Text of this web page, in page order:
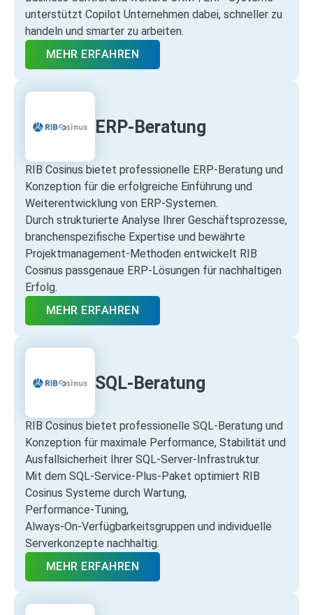
unterstützt Copilot Unternehmen dabei, schneller zu
handeln und smarter zu arbeiten.
MEHR ERFAHREN
ERP-Beratung
RIB Cosinus bietet professionelle ERP‑Beratung und
Konzeption für die erfolgreiche Einführung und
Weiterentwicklung von ERP‑Systemen.
Durch strukturierte Analyse Ihrer Geschäftsprozesse,
branchenspezifische Expertise und bewährte
Projektmanagement‑Methoden entwickelt RIB
Cosinus passgenaue ERP‑Lösungen für nachhaltigen
Erfolg.
MEHR ERFAHREN
SQL-Beratung
RIB Cosinus bietet professionelle SQL‑Beratung und
Konzeption für maximale Performance, Stabilität und
Ausfallsicherheit Ihrer SQL‑Server‑Infrastruktur.
Mit dem SQL‑Service‑Plus‑Paket optimiert RIB
Cosinus Systeme durch Wartung,
Performance‑Tuning,
Always‑On‑Verfügbarkeitsgruppen und individuelle
Serverkonzepte nachhaltig.
MEHR ERFAHREN